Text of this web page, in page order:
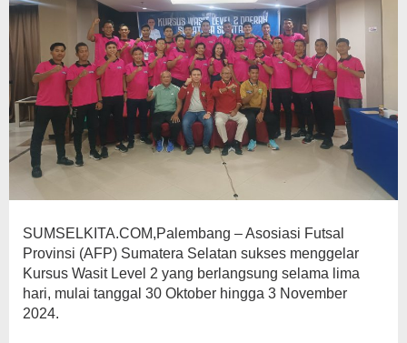
SUMSELKITA.COM,Palembang – Asosiasi Futsal
Provinsi (AFP) Sumatera Selatan sukses menggelar
Kursus Wasit Level 2 yang berlangsung selama lima
hari, mulai tanggal 30 Oktober hingga 3 November
2024.